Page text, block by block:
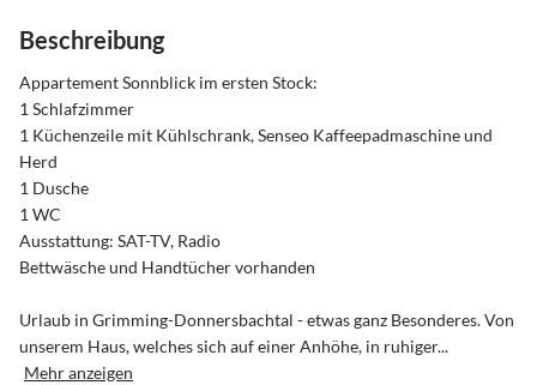
Beschreibung
Appartement Sonnblick im ersten Stock:
1 Schlafzimmer
1 Küchenzeile mit Kühlschrank, Senseo Kaffeepadmaschine und
Herd
1 Dusche
1 WC
Ausstattung: SAT-TV, Radio
Bettwäsche und Handtücher vorhanden
Urlaub in Grimming-Donnersbachtal - etwas ganz Besonderes. Von
unserem Haus, welches sich auf einer Anhöhe, in ruhiger...
Mehr anzeigen